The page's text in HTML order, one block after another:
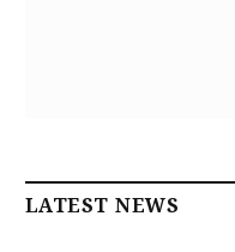
LATEST NEWS